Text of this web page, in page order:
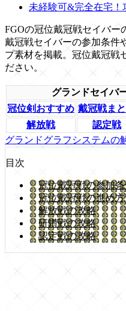
未経験可&完全在宅！
FGOの冠位戴冠戦セイバー
戴冠戦セイバーの参加条件
プ素材を掲載。冠位戴冠戦
ださい。
グランドセイバ
冠位剣おすすめ 戴冠戦ま
解放戦
認定戦
グランドグラフシステムの
目次
冠位戴冠戦の参加
冠位戴冠戦の進め方
解放戦の攻略
研鑽戦の攻略
認定戦の攻略